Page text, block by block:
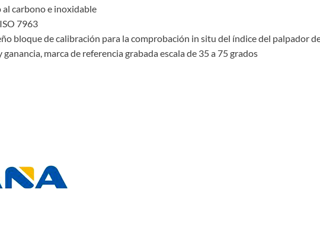
carbono e inoxidable
7963
bloque de calibración para la comprobación in situ del índice del palpador
ganancia, marca de referencia grabada escala de 35 a 75 grados